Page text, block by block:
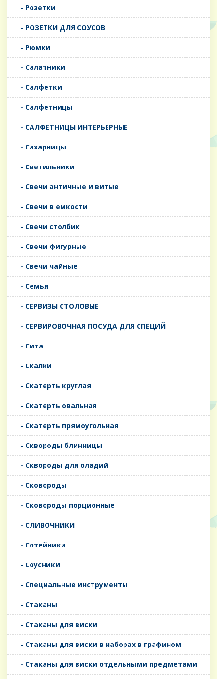
- Розетки
- РОЗЕТКИ ДЛЯ СОУСОВ
- Рюмки
- Салатники
- Салфетки
- Салфетницы
- САЛФЕТНИЦЫ ИНТЕРЬЕРНЫЕ
- Сахарницы
- Светильники
- Свечи античные и витые
- Свечи в емкости
- Свечи столбик
- Свечи фигурные
- Свечи чайные
- Семья
- СЕРВИЗЫ СТОЛОВЫЕ
- СЕРВИРОВОЧНАЯ ПОСУДА ДЛЯ СПЕЦИЙ
- Сита
- Скалки
- Скатерть круглая
- Скатерть овальная
- Скатерть прямоугольная
- Сквороды блинницы
- Сквороды для оладий
- Сковороды
- Сковороды порционные
- СЛИВОЧНИКИ
- Сотейники
- Соусники
- Специальные инструменты
- Стаканы
- Стаканы для виски
- Стаканы для виски в наборах в графином
- Стаканы для виски отдельными предметами